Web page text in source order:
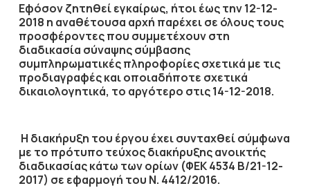
Εφόσον ζητηθεί εγκαίρως, ήτοι έως την12-12-
2018 η αναθέτουσα αρχή παρέχει σε όλους τους
προσφέροντες που συμμετέχουν στη
διαδικασία σύναψης σύμβασης
συμπληρωματικές πληροφορίες σχετικά με τις
προδιαγραφές και οποιαδήποτε σχετικά
δικαιολογητικά, το αργότερο στις14-12-2018.
Η διακήρυξη του έργου έχει συνταχθεί σύμφωνα
με το πρότυπο τεύχος διακήρυξης ανοικτής
διαδικασίας κάτω των ορίων (ΦΕΚ 4534 Β/21-12-
2017) σε εφαρμογή του Ν. 4412/2016.